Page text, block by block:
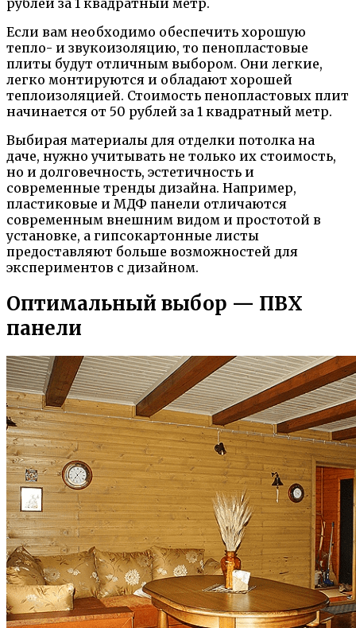
Если вам необходимо обеспечить хорошую
тепло- и звукоизоляцию, то пенопластовые
плиты будут отличным выбором. Они легкие,
легко монтируются и обладают хорошей
теплоизоляцией. Стоимость пенопластовых плит
начинается от 50 рублей за 1 квадратный метр.
Выбирая материалы для отделки потолка на
даче, нужно учитывать не только их стоимость,
но и долговечность, эстетичность и
современные тренды дизайна. Например,
пластиковые и МДФ панели отличаются
современным внешним видом и простотой в
установке, а гипсокартонные листы
предоставляют больше возможностей для
экспериментов с дизайном.
Оптимальный выбор — ПВХ
панели